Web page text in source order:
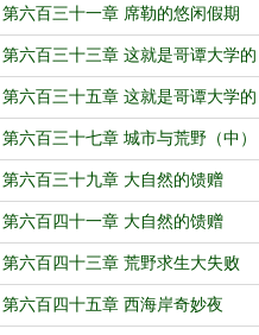
（下）
第六百三十一章 席勒的悠闲假期
（中）
第六百三十三章 这就是哥谭大学的
教授吗？（上）
第六百三十五章 这就是哥谭大学的
教授吗？（下）
第六百三十七章 城市与荒野（中）
第六百三十九章 大自然的馈赠
（上）
第六百四十一章 大自然的馈赠
（下）
第六百四十三章 荒野求生大失败
（中）
第六百四十五章 西海岸奇妙夜